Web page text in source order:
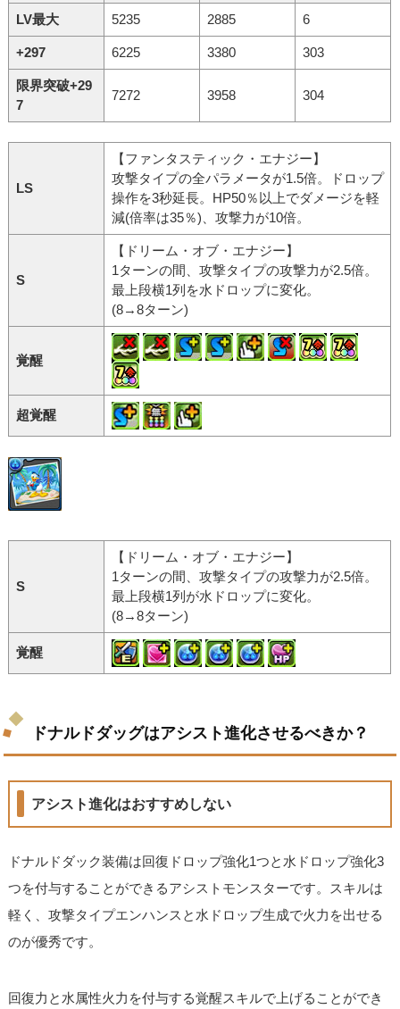
LV最大 5235 2885 6
+297 6225 3380 303
限界突破+29
7
7272 3958 304
LS
【ファンタスティック・エナジー】
攻撃タイプの全パラメータが1.5倍。ドロップ
操作を3秒延長。HP50％以上でダメージを軽
減(倍率は35％)、攻撃力が10倍。
S
【ドリーム・オブ・エナジー】
1ターンの間、攻撃タイプの攻撃力が2.5倍。
最上段横1列を水ドロップに変化。
(8→8ターン)
覚醒
超覚醒
S
【ドリーム・オブ・エナジー】
1ターンの間、攻撃タイプの攻撃力が2.5倍。
最上段横1列が水ドロップに変化。
(8→8ターン)
覚醒
ドナルドダッグはアシスト進化させるべきか？
アシスト進化はおすすめしない
ドナルドダック装備は回復ドロップ強化1つと水ドロップ強化3
つを付与することができるアシストモンスターです。スキルは
軽く、攻撃タイプエンハンスと水ドロップ生成で火力を出せる
のが優秀です。
回復力と水属性火力を付与する覚醒スキルで上げることができ